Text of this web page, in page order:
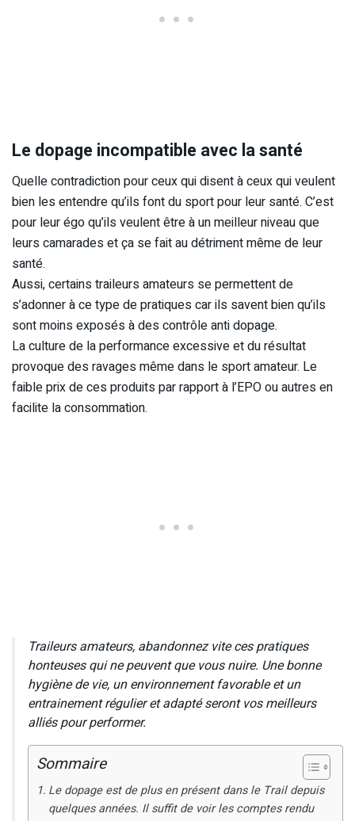
Le dopage incompatible avec la santé
Quelle contradiction pour ceux qui disent à ceux qui veulent
bien les entendre qu’ils font du sport pour leur santé. C’est
pour leur égo qu’ils veulent être à un meilleur niveau que
leurs camarades et ça se fait au détriment même de leur
santé.
Aussi, certains traileurs amateurs se permettent de
s’adonner à ce type de pratiques car ils savent bien qu’ils
sont moins exposés à des contrôle anti dopage.
La culture de la performance excessive et du résultat
provoque des ravages même dans le sport amateur. Le
faible prix de ces produits par rapport à l’EPO ou autres en
facilite la consommation.
Traileurs amateurs, abandonnez vite ces pratiques
honteuses qui ne peuvent que vous nuire. Une bonne
hygiène de vie, un environnement favorable et un
entrainement régulier et adapté seront vos meilleurs
alliés pour performer.
Sommaire
Le dopage est de plus en présent dans le Trail depuis
quelques années. Il suffit de voir les comptes rendu